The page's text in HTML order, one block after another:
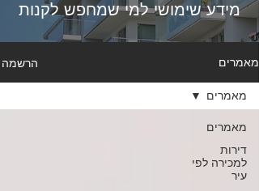
מידע שימושי למי שמחפש לקנות
מאמרים הרשמה
מאמרים
דירות
למכירה לפי
עיר
מאמרים